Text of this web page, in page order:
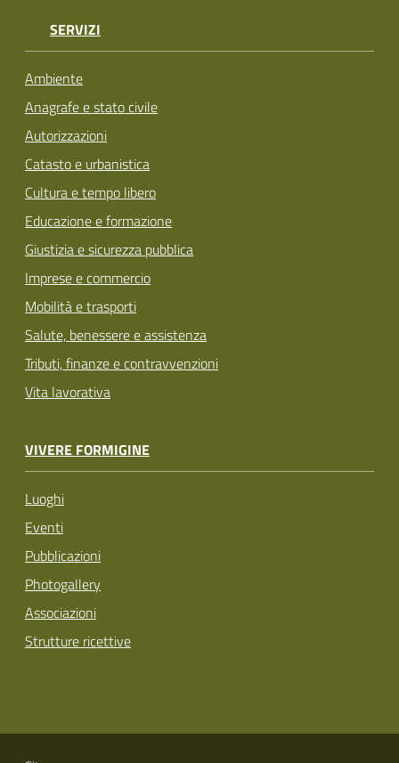
SERVIZI
Ambiente
Anagrafe e stato civile
Autorizzazioni
Catasto e urbanistica
Cultura e tempo libero
Educazione e formazione
Giustizia e sicurezza pubblica
Imprese e commercio
Mobilità e trasporti
Salute, benessere e assistenza
Tributi, finanze e contravvenzioni
Vita lavorativa
VIVERE FORMIGINE
Luoghi
Eventi
Pubblicazioni
Photogallery
Associazioni
Strutture ricettive